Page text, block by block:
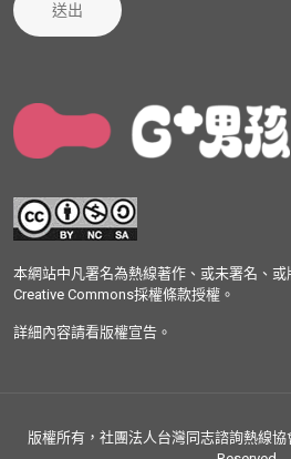
送出
本網站中凡署名為熱線著作、或未署名、
Creative Commons採權條款授權。
詳細內容請看版權宣告。
版權所有，社團法人台灣同志諮詢熱線